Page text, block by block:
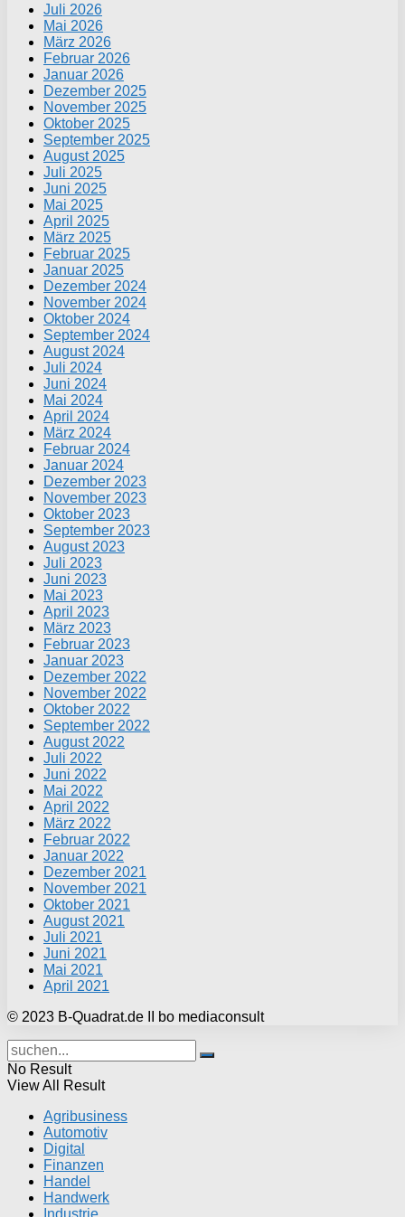
Juli 2026
Mai 2026
März 2026
Februar 2026
Januar 2026
Dezember 2025
November 2025
Oktober 2025
September 2025
August 2025
Juli 2025
Juni 2025
Mai 2025
April 2025
März 2025
Februar 2025
Januar 2025
Dezember 2024
November 2024
Oktober 2024
September 2024
August 2024
Juli 2024
Juni 2024
Mai 2024
April 2024
März 2024
Februar 2024
Januar 2024
Dezember 2023
November 2023
Oktober 2023
September 2023
August 2023
Juli 2023
Juni 2023
Mai 2023
April 2023
März 2023
Februar 2023
Januar 2023
Dezember 2022
November 2022
Oktober 2022
September 2022
August 2022
Juli 2022
Juni 2022
Mai 2022
April 2022
März 2022
Februar 2022
Januar 2022
Dezember 2021
November 2021
Oktober 2021
August 2021
Juli 2021
Juni 2021
Mai 2021
April 2021
© 2023 B-Quadrat.de II bo mediaconsult
No Result
View All Result
Agribusiness
Automotiv
Digital
Finanzen
Handel
Handwerk
Industrie